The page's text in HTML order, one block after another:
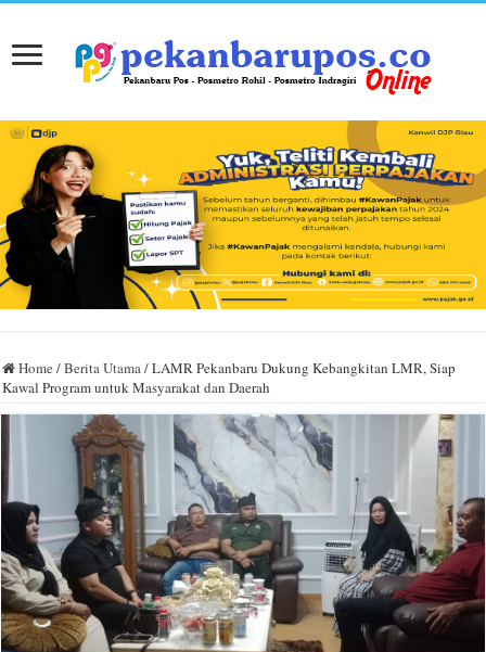
Home /Berita Utama/LAMR Pekanbaru Dukung Kebangkitan LMR, Siap
Kawal Program untuk Masyarakat dan Daerah